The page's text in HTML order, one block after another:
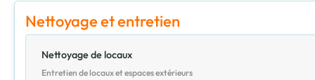
Nettoyage et entretien
Nettoyage de locaux
Entretien de locaux et espaces extérieurs